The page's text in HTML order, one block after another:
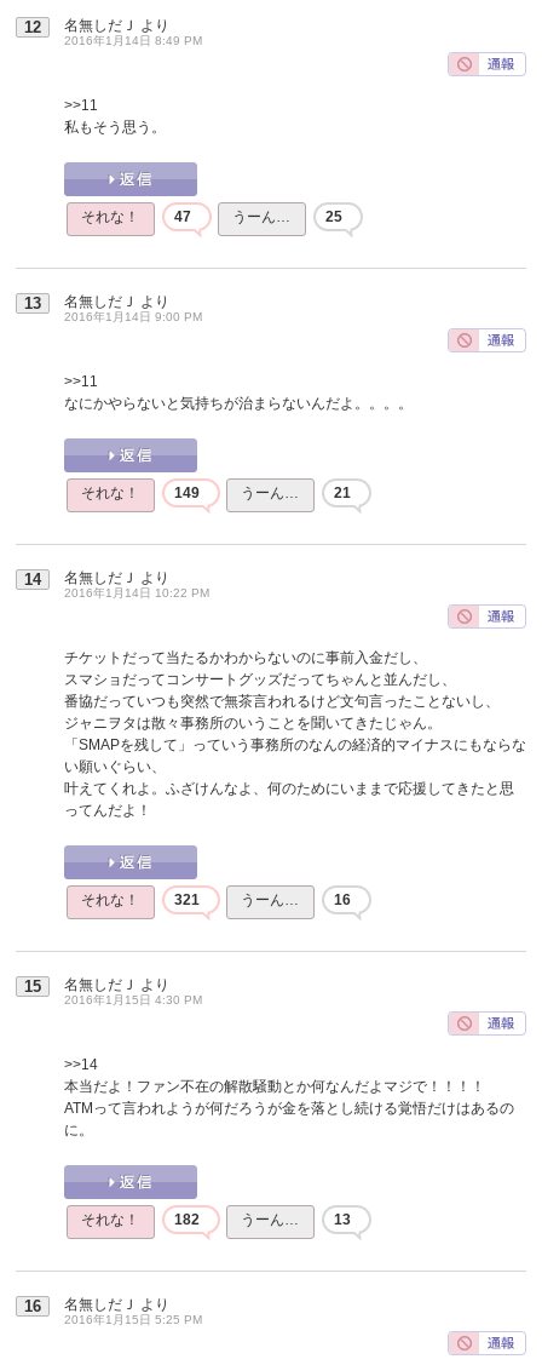
12 名無しだＪ より
2016年1月14日 8:49 PM
>>11
私もそう思う。
それな！ 47 うーん… 25
13 名無しだＪ より
2016年1月14日 9:00 PM
>>11
なにかやらないと気持ちが治まらないんだよ。。。。
それな！ 149 うーん… 21
14 名無しだＪ より
2016年1月14日 10:22 PM
チケットだって当たるかわからないのに事前入金だし、
スマショだってコンサートグッズだってちゃんと並んだし、
番協だっていつも突然で無茶言われるけど文句言ったことないし、
ジャニヲタは散々事務所のいうことを聞いてきたじゃん。
「SMAPを残して」っていう事務所のなんの経済的マイナスにもならな
い願いぐらい、
叶えてくれよ。ふざけんなよ、何のためにいままで応援してきたと思
ってんだよ！
それな！ 321 うーん… 16
15 名無しだＪ より
2016年1月15日 4:30 PM
>>14
本当だよ！ファン不在の解散騒動とか何なんだよマジで！！！！
ATMって言われようが何だろうが金を落とし続ける覚悟だけはあるの
に。
それな！ 182 うーん… 13
16 名無しだＪ より
2016年1月15日 5:25 PM